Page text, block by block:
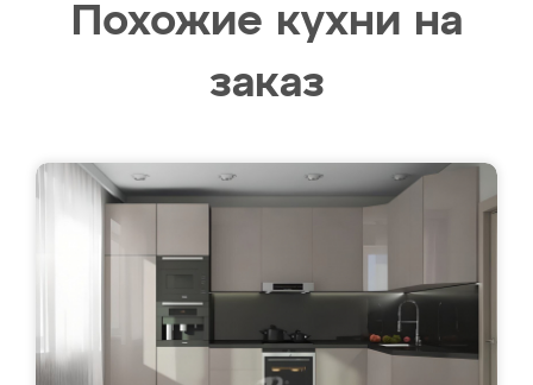
Похожие кухни на
заказ